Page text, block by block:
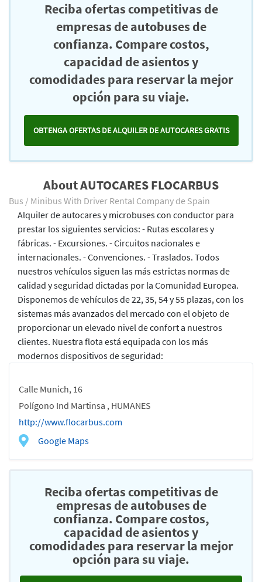
Reciba ofertas competitivas de
empresas de autobuses de
confianza. Compare costos,
capacidad de asientos y
comodidades para reservar la mejor
opción para su viaje.
OBTENGA OFERTAS DE ALQUILER DE AUTOCARES GRATIS
About AUTOCARES FLOCARBUS
Bus / Minibus With Driver Rental Company de Spain
Calle Munich, 16
Polígono Ind Martinsa , HUMANES
http://www.flocarbus.com
Google Maps
Alquiler de autocares y microbuses con conductor para
prestar los siguientes servicios: - Rutas escolares y
fábricas. - Excursiones. - Circuitos nacionales e
internacionales. - Convenciones. - Traslados. Todos
nuestros vehículos siguen las más estrictas normas de
calidad y seguridad dictadas por la Comunidad Europea.
Disponemos de vehículos de 22, 35, 54 y 55 plazas, con los
sistemas más avanzados del mercado con el objeto de
proporcionar un elevado nivel de confort a nuestros
clientes. Nuestra flota está equipada con los más
modernos dispositivos de seguridad:
Reciba ofertas competitivas de
empresas de autobuses de
confianza. Compare costos,
capacidad de asientos y
comodidades para reservar la mejor
opción para su viaje.